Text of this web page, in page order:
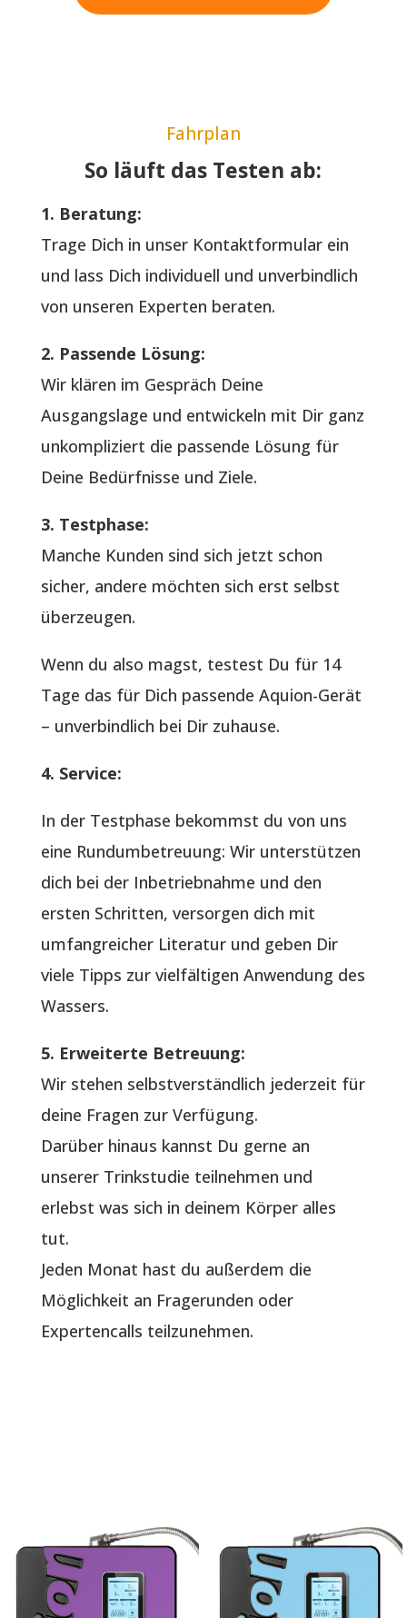
Fahrplan
So läuft das Testen ab:
1. Beratung:
Trage Dich in unser Kontaktformular ein
und lass Dich individuell und unverbindlich
von unseren Experten beraten.
2. Passende Lösung:
Wir klären im Gespräch Deine
Ausgangslage und entwickeln mit Dir ganz
unkompliziert die passende Lösung für
Deine Bedürfnisse und Ziele.
3. Testphase:
Manche Kunden sind sich jetzt schon
sicher, andere möchten sich erst selbst
überzeugen.
Wenn du also magst, testest Du für 14
Tage das für Dich passende Aquion-Gerät
– unverbindlich bei Dir zuhause.
4. Service:
In der Testphase bekommst du von uns
eine Rundumbetreuung: Wir unterstützen
dich bei der Inbetriebnahme und den
ersten Schritten, versorgen dich mit
umfangreicher Literatur und geben Dir
viele Tipps zur vielfältigen Anwendung des
Wassers.
5. Erweiterte Betreuung:
Wir stehen selbstverständlich jederzeit für
deine Fragen zur Verfügung.
Darüber hinaus kannst Du gerne an
unserer Trinkstudie teilnehmen und
erlebst was sich in deinem Körper alles
tut.
Jeden Monat hast du außerdem die
Möglichkeit an Fragerunden oder
Expertencalls teilzunehmen.